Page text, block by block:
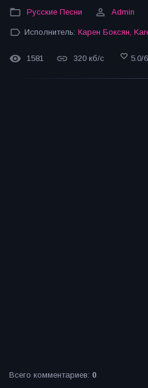
Русские Песни Admin
Исполнитель: Карен Боксян
1581 320 кб/с 5.0/6
Всего комментариев: 0